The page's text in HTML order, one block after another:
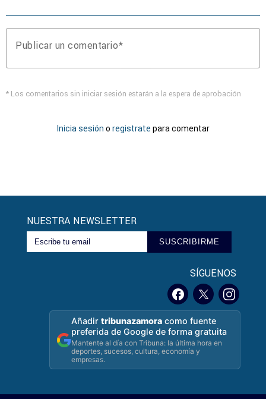
Publicar un comentario
* Los comentarios sin iniciar sesión estarán a la espera de aprobación
Inicia sesión o registrate para comentar
NUESTRA NEWSLETTER
SUSCRIBIRME
SÍGUENOS
Añadirtribunazamora como fuente
preferida de Google de forma gratuita
Mantente al día con Tribuna: la última hora en
deportes, sucesos, cultura, economía y
empresas.